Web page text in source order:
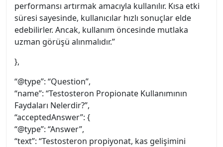
performansı artırmak amacıyla kullanılır. Kısa etki
süresi sayesinde, kullanıcılar hızlı sonuçlar elde
edebilirler. Ancak, kullanım öncesinde mutlaka
uzman görüşü alınmalıdır.”
},
“@type”: “Question”,
“name”: “Testosteron Propionate Kullanımının
Faydaları Nelerdir?”,
“acceptedAnswer”: {
“@type”: “Answer”,
“text”: “Testosteron propiyonat, kas gelişimini